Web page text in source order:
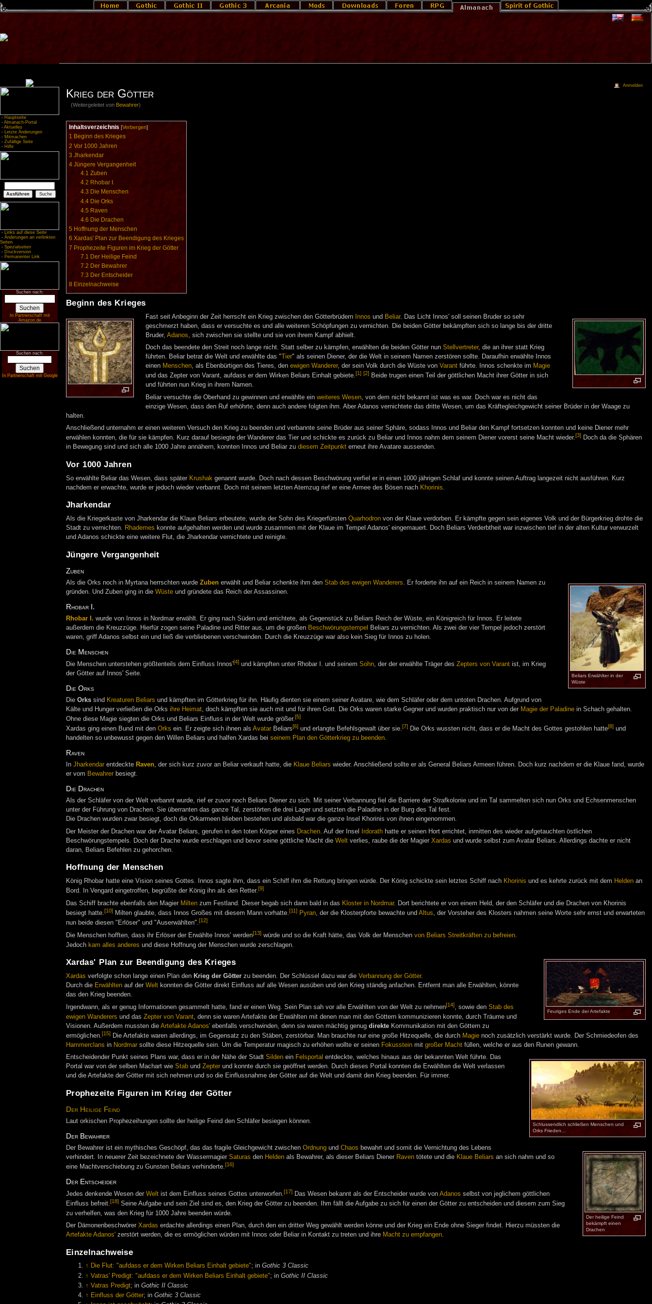
- Hauptseite
- Almanach-Portal
- Aktuelles
- Letzte Änderungen
- Mitmachen
- Zufällige Seite
- Hilfe
- Links auf diese Seite
- Änderungen an verlinkten
Seiten
- Spezialseiten
- Druckversion
- Permanenter Link
Suchen nach:
In Partnerschaft mit
Amazon.de
Suchen nach:
In Partnerschaft mit Google
Krieg der Götter
(Weitergeleitet von Bewahrer)
Inhaltsverzeichnis [Verbergen]
1 Beginn des Krieges
2 Vor 1000 Jahren
3 Jharkendar
4 Jüngere Vergangenheit
4.1 Zuben
4.2 Rhobar I.
4.3 Die Menschen
4.4 Die Orks
4.5 Raven
4.6 Die Drachen
5 Hoffnung der Menschen
6 Xardas' Plan zur Beendigung des Krieges
7 Prophezeite Figuren im Krieg der Götter
7.1 Der Heilige Feind
7.2 Der Bewahrer
7.3 Der Entscheider
8 Einzelnachweise
Beginn des Krieges
Fast seit Anbeginn der Zeit herrscht ein Krieg zwischen den Götterbrüdern Innos und Beliar. Das Licht Innos' soll seinen Bruder so sehr
geschmerzt haben, dass er versuchte es und alle weiteren Schöpfungen zu vernichten. Die beiden Götter bekämpften sich so lange bis der dritte
Bruder, Adanos, sich zwischen sie stellte und sie von ihrem Kampf abhielt.
Doch das beendete den Streit noch lange nicht. Statt selber zu kämpfen, erwählten die beiden Götter nun Stellvertreter, die an ihrer statt Krieg
führten. Beliar betrat die Welt und erwählte das " Tier" als seinen Diener, der die Welt in seinem Namen zerstören sollte. Daraufhin erwählte Innos
einen Menschen, als Ebenbürtigen des Tieres, den ewigen Wanderer, der sein Volk durch die Wüste von Varantführte. Innos schenkte im Magie
und das Zepter von Varant, aufdass er dem Wirken Beliars Einhalt gebiete.[1] [2]Beide trugen einen Teil der göttlichen Macht ihrer Götter in sich
und führten nun Krieg in ihrem Namen.
Beliar versuchte die Oberhand zu gewinnen und erwählte ein weiteres Wesen, von dem nicht bekannt ist was es war. Doch war es nicht das
einzige Wesen, dass den Ruf erhöhrte, denn auch andere folgten ihm. Aber Adanos vernichtete das dritte Wesen, um das Kräftegleichgewicht seiner Brüder in der Waage zu
halten.
Anschließend unternahm er einen weiteren Versuch den Krieg zu beenden und verbannte seine Brüder aus seiner Sphäre, sodass Innos und Beliar den Kampf fortsetzen konnten und keine Diener mehr
erwählen konnten, die für sie kämpfen. Kurz darauf besiegte der Wanderer das Tier und schickte es zurück zu Beliar und Innos nahm dem seinem Diener vorerst seine Macht wieder.[3]Doch da die Sphären
in Bewegung sind und sich alle 1000 Jahre annähern, konnten Innos und Beliar zu diesem Zeitpunkterneut ihre Avatare aussenden.
Vor 1000 Jahren
So erwählte Beliar das Wesen, dass später Krushak genannt wurde. Doch nach dessen Beschwörung verfiel er in einen 1000 jährigen Schlaf und konnte seinen Auftrag langezeit nicht ausführen. Kurz
nachdem er erwachte, wurde er jedoch wieder verbannt. Doch mit seinem letzten Atemzug rief er eine Armee des Bösen nach Khorinis
Jharkendar
Als die Kriegerkaste von Jharkendar die Klaue Beliars erbeutete, wurde der Sohn des Kriegerfürsten Quarhodronvon der Klaue verdorben. Er kämpfte gegen sein eigenes Volk und der Bürgerkrieg drohte die
Stadt zu vernichten. Rhademes konnte aufgehalten werden und wurde zusammen mit der Klaue im Tempel Adanos' eingemauert. Doch Beliars Verderbtheit war inzwischen tief in der alten Kultur verwurzelt
und Adanos schickte eine weitere Flut, die Jharkendar vernichtete und reinigte.
Jüngere Vergangenheit
Zuben
Beliars Erwählter in der
Wüste
Als die Orks noch in Myrtana herrschten wurde Zubenerwählt und Beliar schenkte ihm den Stab des ewigen Wanderers. Er forderte ihn auf ein Reich in seinem Namen zu
gründen. Und Zuben ging in die Wüsteund gründete das Reich der Assassinen.
Rhobar I.
Rhobar I. wurde von Innos in Nordmar erwählt. Er ging nach Süden und errichtete, als Gegenstück zu Beliars Reich der Wüste, ein Königreich für Innos. Er leitete
außerdem die Kreuzzüge. Hierfür zogen seine Paladine und Ritter aus, um die großen Beschwörungstempel
Beliars zu vernichten. Als zwei der vier Tempel jedoch zerstört
waren, griff Adanos selbst ein und ließ die verbliebenen verschwinden. Durch die Kreuzzüge war also kein Sieg für Innos zu holen.
Die Menschen
Die Menschen unterstehen größtenteils dem Einfluss Innos'[4]und kämpften unter Rhobar I. und seinem Sohn, der der erwählte Träger des Zepters von Varantist, im Krieg
der Götter auf Innos' Seite.
Die Orks
Die Orkssind Kreaturen Beliars und kämpften im Götterkrieg für ihn. Häufig dienten sie einem seiner Avatare, wie dem Schläfer oder dem untoten Drachen. Aufgrund von
Kälte und Hunger verließen die Orks ihre Heimat, doch kämpften sie auch mit und für ihren Gott. Die Orks waren starke Gegner und wurden praktisch nur von der Magie der Paladinein Schach gehalten.
Ohne diese Magie siegten die Orks und Beliars Einfluss in der Welt wurde größer.[5]
Xardas ging einen Bund mit den Orks ein. Er zeigte sich ihnen als AvatarBeliars[6]und erlangte Befehlsgewalt über sie.[7]Die Orks wussten nicht, dass er die Macht des Gottes gestohlen hatte[8]und
handelten so unbewusst gegen den Willen Beliars und halfen Xardas bei seinem Plan den Götterkrieg zu beenden.
Raven
In Jharkendarentdeckte Raven, der sich kurz zuvor an Beliar verkauft hatte, die Klaue Beliars wieder. Anschließend sollte er als General Beliars Armeen führen. Doch kurz nachdem er die Klaue fand, wurde
er vom Bewahrerbesiegt.
Die Drachen
Als der Schläfer von der Welt verbannt wurde, rief er zuvor noch Beliars Diener zu sich. Mit seiner Verbannung fiel die Barriere der Strafkolonie und im Tal sammelten sich nun Orks und Echsenmenschen
unter der Führung von Drachen. Sie überranten das ganze Tal, zerstörten die drei Lager und setzten die Paladine in der Burg des Tal fest.
Die Drachen wurden zwar besiegt, doch die Orkarmeen blieben bestehen und alsbald war die ganze Insel Khorinis von ihnen eingenommen.
Der Meister der Drachen war der Avatar Beliars, gerufen in den toten Körper eines Drachen. Auf der Insel Irdorathhatte er seinen Hort errichtet, inmitten des wieder aufgetauchten östlichen
Beschwörungstempels. Doch der Drache wurde erschlagen und bevor seine göttliche Macht die Weltverlies, raube die der Magier Xardas und wurde selbst zum Avatar Beliars. Allerdings dachte er nicht
daran, Beliars Befehlen zu gehorchen.
Hoffnung der Menschen
König Rhobar hatte eine Vision seines Gottes. Innos sagte ihm, dass ein Schiff ihm die Rettung bringen würde. Der König schickte sein letztes Schiff nach Khorinis und es kehrte zurück mit dem Heldenan
Bord. In Vengard eingetroffen, begrüßte der König ihn als den Retter.[9]
Das Schiff brachte ebenfalls den Magier Miltenzum Festland. Dieser begab sich dann bald in das Kloster in Nordmar. Dort berichtete er von einem Held, der den Schläfer und die Drachen von Khorinis
besiegt hatte.[10]Milten glaubte, dass Innos Großes mit diesem Mann vorhatte.[11] Pyran, der die Klosterpforte bewachte und Altus, der Vorsteher des Klosters nahmen seine Worte sehr ernst und erwarteten
nun beide diesen "Erlöser" und "Auserwählten".[12]
Die Menschen hofften, dass ihr Erlöser der Erwählte Innos' werden[13]würde und so die Kraft hätte, das Volk der Menschen von Beliars Streitkräften zu befreien.
Jedoch kam alles anderes und diese Hoffnung der Menschen wurde zerschlagen.
Feuriges Ende der Artefakte
Xardas' Plan zur Beendigung des Krieges
Xardas verfolgte schon lange einen Plan den Krieg der Götterzu beenden. Der Schlüssel dazu war die Verbannung der Götter.
Durch die Erwähltenauf der Weltkonnten die Götter direkt Einfluss auf alle Wesen ausüben und den Krieg ständig anfachen. Entfernt man alle Erwählten, könnte
das den Krieg beenden.
Irgendwann, als er genug Informationen gesammelt hatte, fand er einen Weg. Sein Plan sah vor alle Erwählten von der Welt zu nehmen[14], sowie den Stab des
ewigen Wanderers und das Zepter von Varant, denn sie waren Artefakte der Erwählten mit denen man mit den Göttern kommunizieren konnte, durch Träume und
Visionen. Außerdem mussten die Artefakte Adanos'ebenfalls verschwinden, denn sie waren mächtig genug direkteKommunikation mit den Göttern zu
ermöglichen.[15]Die Artefakte waren allerdings, im Gegensatz zu den Stäben, zerstörbar. Man brauchte nur eine große Hitzequelle, die durch Magienoch zusätzlich verstärkt wurde. Der Schmiedeofen des
Hammerclans in Nordmarsollte diese Hitzequelle sein. Um die Temperatur magisch zu erhöhen wollte er seinen Fokussteinmit großer Machtfüllen, welche er aus den Runen gewann.
Schlussendlich schließen Menschen und
Orks Frieden...
Entscheidender Punkt seines Plans war, dass er in der Nähe der Stadt Sildenein Felsportal entdeckte, welches hinaus aus der bekannten Welt führte. Das
Portal war von der selben Machart wie Stabund Zepterund konnte durch sie geöffnet werden. Durch dieses Portal konnten die Erwählten die Welt verlassen
und die Artefakte der Götter mit sich nehmen und so die Einflussnahme der Götter auf die Welt und damit den Krieg beenden. Für immer.
Prophezeite Figuren im Krieg der Götter
Der Heilige Feind
Der heilige Feind
bekämpft einen
Drachen
Laut orkischen Prophezeihungen sollte der heilige Feind den Schläfer besiegen können.
Der Bewahrer
Der Bewahrer ist ein mythisches Geschöpf, das das fragile Gleichgewicht zwischen Ordnungund Chaos bewahrt und somit die Vernichtung des Lebens
verhindert. In neuerer Zeit bezeichnete der Wassermagier Saturas den Heldenals Bewahrer, als dieser Beliars Diener Raventötete und die Klaue Beliars an sich nahm und so
eine Machtverschiebung zu Gunsten Beliars verhinderte.[16]
Der Entscheider
Jedes denkende Wesen der Weltist dem Einfluss seines Gottes unterworfen.[17]Das Wesen bekannt als der Entscheider wurde von Adanos selbst von jeglichem göttlichen
Einfluss befreit.[18]Seine Aufgabe und sein Ziel sind es, den Krieg der Götter zu beenden. Ihm fällt die Aufgabe zu sich für einen der Götter zu entscheiden und diesem zum Sieg
zu verhelfen, was den Krieg für 1000 Jahre beenden würde.
Der Dämonenbeschwörer Xardas erdachte allerdings einen Plan, durch den ein dritter Weg gewählt werden könne und der Krieg ein Ende ohne Sieger findet. Hierzu müssten die
Artefakte Adanos'zerstört werden, die es ermöglichen würden mit Innos oder Beliar in Kontakt zu treten und ihre Macht zu empfangen.
Einzelnachweise
↑ Die Flut: "aufdass er dem Wirken Beliars Einhalt gebiete"; inGothic 3 Classic
↑ Vatras' Predigt: "aufdass er dem Wirken Beliars Einhalt gebiete"; inGothic II Classic
↑ Vatras Predigt; inGothic II Classic
↑ Einfluss der Götter; inGothic 3 Classic
Anmelden